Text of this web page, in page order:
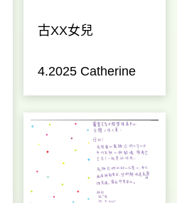
古XX女兒
4.2025 Catherine